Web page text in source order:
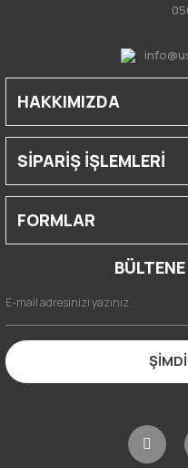
HAKKIMIZDA
SİPARİŞ İŞLEMLERİ
FORMLAR